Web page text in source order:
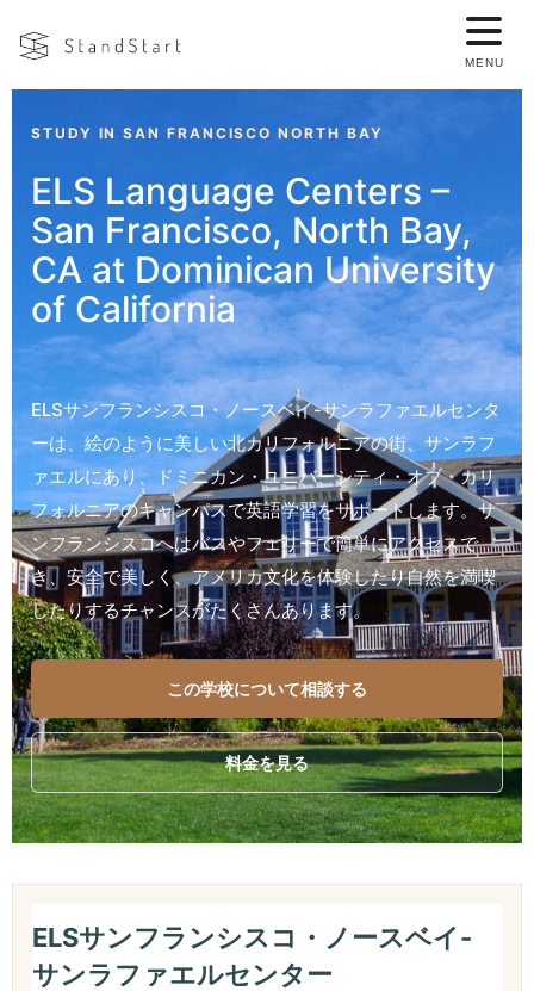
STUDY IN SAN FRANCISCO NORTH BAY
ELS Language Centers –
San Francisco, North Bay,
CA at Dominican University
of California
ELSサンフランシスコ・ノースベイ-サンラファエルセンタ
ーは、絵のように美しい北カリフォルニアの街、サンラフ
ァエルにあり、ドミニカン・ユニバーシティ・オブ・カリ
フォルニアのキャンパスで英語学習をサポートします。サ
ンフランシスコへはバスやフェリーで簡単にアクセスで
き、安全で美しく、アメリカ文化を体験したり自然を満喫
したりするチャンスがたくさんあります。
この学校について相談する
料金を見る
ELSサンフランシスコ・ノースベイ-
サンラファエルセンター